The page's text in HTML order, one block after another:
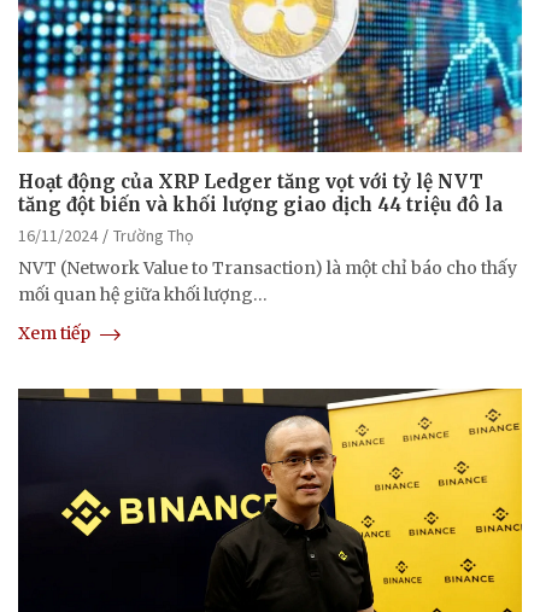
Hoạt động của XRP Ledger tăng vọt với tỷ lệ NVT
tăng đột biến và khối lượng giao dịch 44 triệu đô la
16/11/2024
Trường Thọ
NVT (Network Value to Transaction) là một chỉ báo cho thấy
mối quan hệ giữa khối lượng…
Xem tiếp